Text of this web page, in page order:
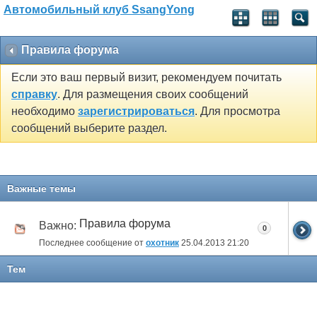
Автомобильный клуб SsangYong
Правила форума
Если это ваш первый визит, рекомендуем почитать
справку. Для размещения своих сообщений
необходимо зарегистрироваться. Для просмотра
сообщений выберите раздел.
Важные темы
Важно: Правила форума
Последнее сообщение от охотник 25.04.2013 21:20
0
Тем